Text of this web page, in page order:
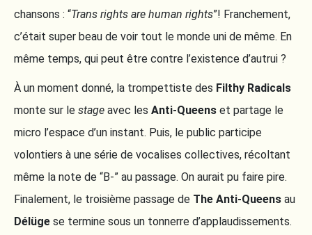
chansons : “Trans rights are human rights”! Franchement,
c’était super beau de voir tout le monde uni de même. En
même temps, qui peut être contre l’existence d’autrui ?
À un moment donné, la trompettiste des Filthy Radicals
monte sur le stage avec les Anti-Queens et partage le
micro l’espace d’un instant. Puis, le public participe
volontiers à une série de vocalises collectives, récoltant
même la note de “B-” au passage. On aurait pu faire pire.
Finalement, le troisième passage de The Anti-Queens au
Délüge se termine sous un tonnerre d’applaudissements.